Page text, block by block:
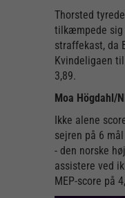
Thorsted
tilkæmpede sig
straffekast, da
Kvindeligaen
3,89.
Moa Högdahl/
Ikke alene
sejren på 6
- den norske
assistere ved
MEP-score på